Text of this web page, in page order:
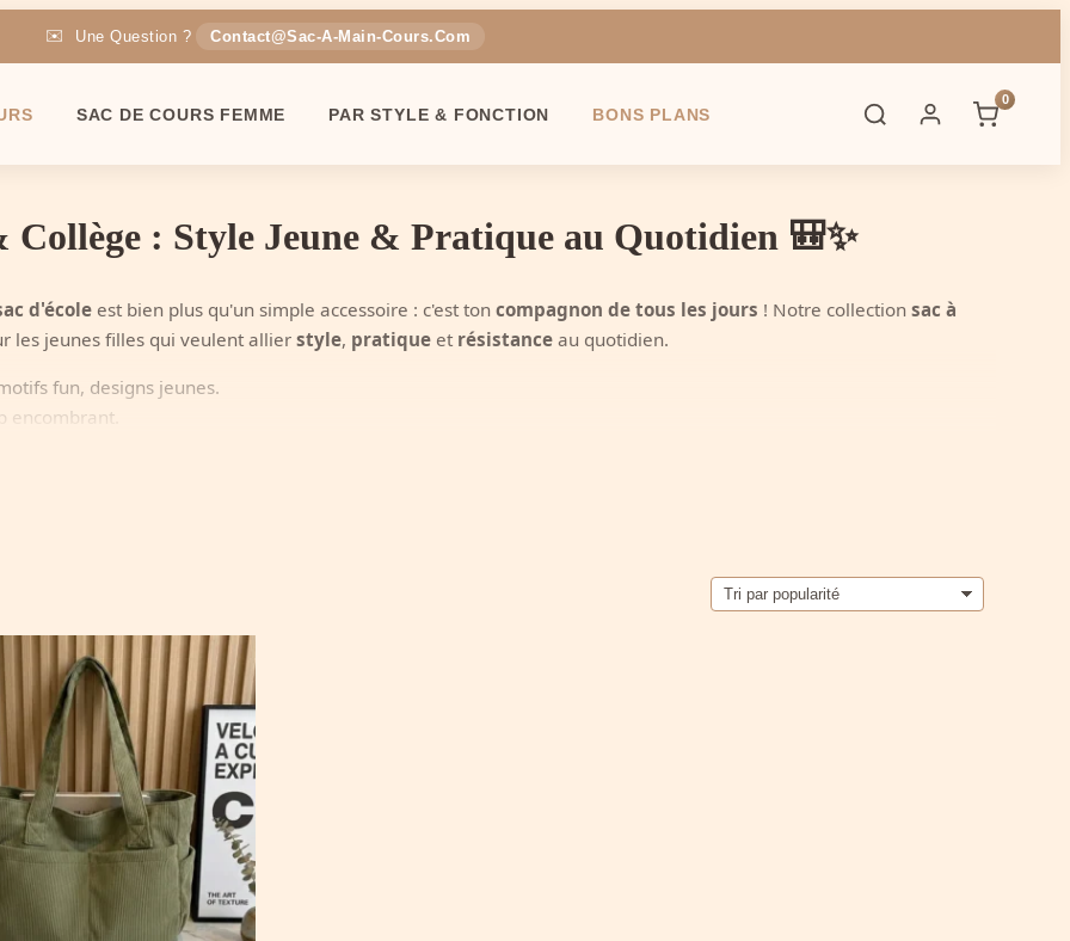
✉️ Une Question ? Contact@sac-A-Main-Cours.com
SAC DE COURS FEMME PAR STYLE & FONCTION BONS PLANS
0
: Style Jeune & Pratique au Quotidien 🎒✨
d'école est bien plus qu'un simple accessoire : c'est ton compagnon de tous les jours ! Notre collection sac à
les jeunes filles qui veulent allier style, pratique et résistance au quotidien.
fun, designs jeunes.
encombrant.